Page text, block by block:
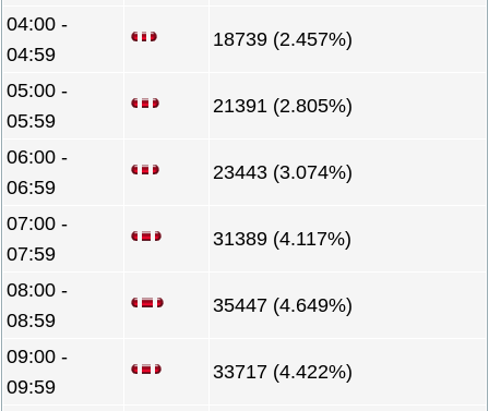
04:00 -
04:59
18739 (2.457%)
05:00 -
05:59
21391 (2.805%)
06:00 -
06:59
23443 (3.074%)
07:00 -
07:59
31389 (4.117%)
08:00 -
08:59
35447 (4.649%)
09:00 -
09:59
33717 (4.422%)